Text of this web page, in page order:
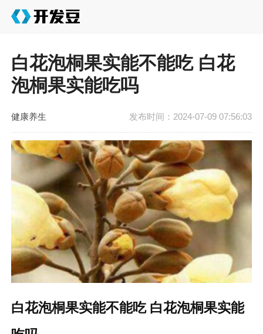
白花泡桐果实能不能吃 白花
泡桐果实能吃吗
健康养生 发布时间：2024-07-09 07:56:03
白花泡桐果实能不能吃 白花泡桐果实能